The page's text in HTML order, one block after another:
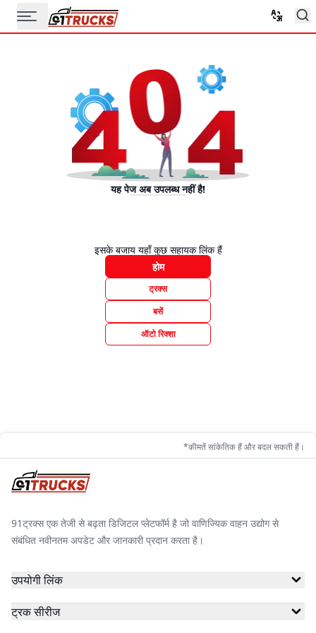
यह पेज अब उपलब्ध नहीं है!
इसके बजाय यहाँ कुछ सहायक लिंक हैं
होम
ट्रक्स
बसें
ऑटो रिक्शा
*कीमतें सांकेतिक हैं और बदल सकती हैं।
91ट्रक्स एक तेजी से बढ़ता डिजिटल प्लेटफॉर्म है जो वाणिज्यिक वाहन उद्योग से
संबंधित नवीनतम अपडेट और जानकारी प्रदान करता है।
उपयोगी लिंक
ट्रक सीरीज